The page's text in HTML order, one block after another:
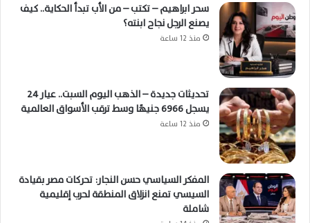
سحر ابراهيم – تكتب – من الأب تبدأ الحكاية.. كيف
يصنع الرجل نجاح ابنته؟
منذ 12 ساعة
تحديثات جديدة – الذهب اليوم السبت.. عيار 24
يسجل 6966 جنيهًا وسط ترقب الأسواق العالمية
منذ 12 ساعة
المفكر السياسي حسن النجار: تحركات مصر بقيادة
السيسي تمنع انزلاق المنطقة لحرب إقليمية
شاملة